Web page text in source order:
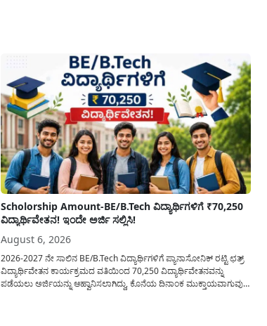
Scholorship Amount-BE/B.Tech ವಿದ್ಯಾರ್ಥಿಗಳಿಗೆ ₹70,250
ವಿದ್ಯಾರ್ಥಿವೇತನ! ಇಂದೇ ಅರ್ಜಿ ಸಲ್ಲಿಸಿ!
August 6, 2026
2026-2027 ನೇ ಸಾಲಿನ BE/B.Tech ವಿದ್ಯಾರ್ಥಿಗಳಿಗೆ ಪ್ಯಾನಾಸೋನಿಕ್ ರಟ್ಟಿ ಛತ್ರ್
ವಿದ್ಯಾರ್ಥಿವೇತನ ಕಾರ್ಯಕ್ರಮದ ವತಿಯಿಂದ 70,250 ವಿದ್ಯಾರ್ಥಿವೇತನವನ್ನು
ಪಡೆಯಲು ಅರ್ಜಿಯನ್ನು ಆಹ್ವಾನಿಸಲಾಗಿದ್ದು, ಕೊನೆಯ ದಿನಾಂಕ ಮುಕ್ತಾಯವಾಗುವುದ